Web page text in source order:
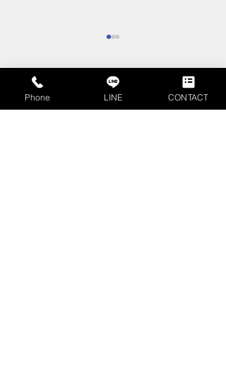
コメント
Phone LINE CONTACT